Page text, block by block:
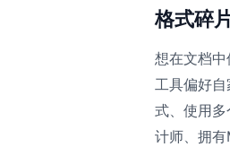
格式碎
想在文档
工具偏好
式、使用
计师、拥